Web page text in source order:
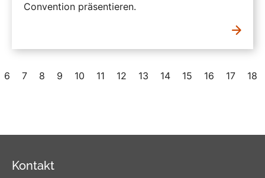
Convention präsentieren.
6 7 8 9 10 11 12 13 14 15 16 17 18
Kontakt